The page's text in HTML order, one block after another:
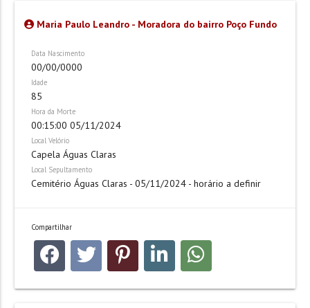
Maria Paulo Leandro - Moradora do bairro Poço Fundo
Data Nascimento
00/00/0000
Idade
85
Hora da Morte
00:15:00 05/11/2024
Local Velório
Capela Águas Claras
Local Sepultamento
Cemitério Águas Claras - 05/11/2024 - horário a definir
Compartilhar